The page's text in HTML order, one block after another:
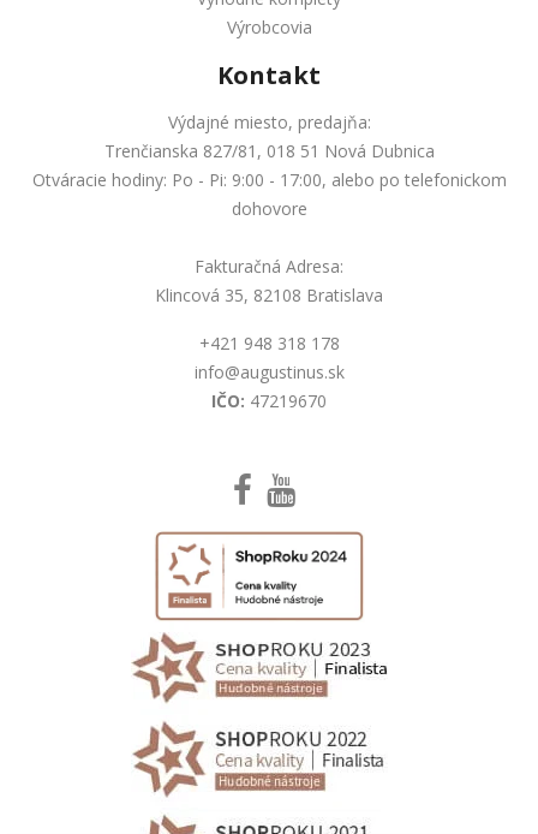
Výrobcovia
Kontakt
Výdajné miesto, predajňa:
Trenčianska 827/81, 018 51 Nová Dubnica
Otváracie hodiny: Po - Pi: 9:00 - 17:00, alebo po telefonickom
dohovore
Fakturačná Adresa:
Klincová 35, 82108 Bratislava
+421 948 318 178
info@augustinus.sk
IČO: 47219670